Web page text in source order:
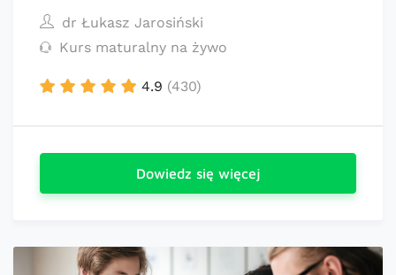
dr Łukasz Jarosiński
Kurs maturalny na żywo
4.9 (430)
Dowiedz się więcej